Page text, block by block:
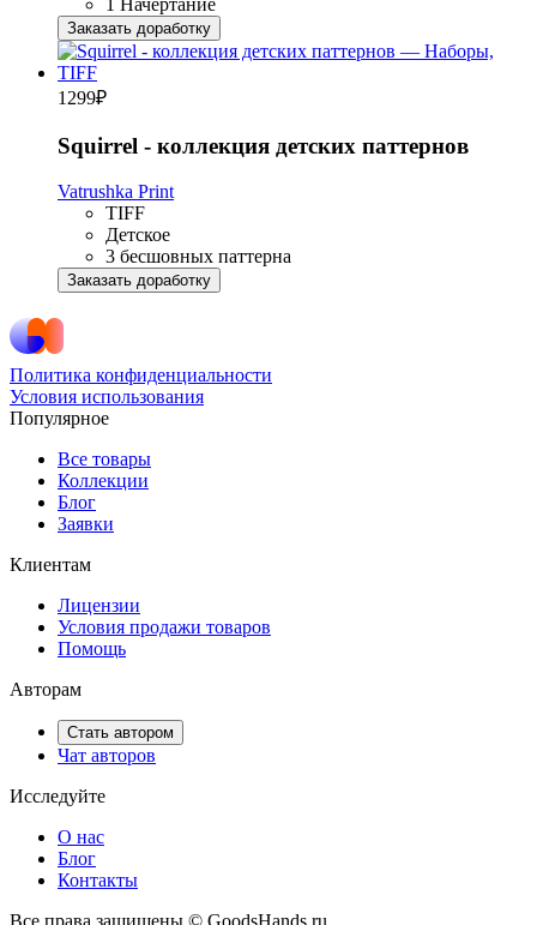
Заказать доработку
1299₽
Squirrel - коллекция детских паттернов
Vatrushka Print
TIFF
Детское
3 бесшовных паттерна
Заказать доработку
Политика конфиденциальности
Условия использования
Популярное
Все товары
Коллекции
Блог
Заявки
Клиентам
Лицензии
Условия продажи товаров
Помощь
Авторам
Стать автором
Чат авторов
Исследуйте
О нас
Блог
Контакты